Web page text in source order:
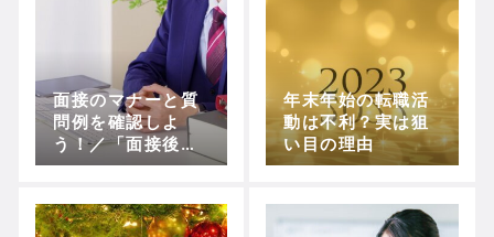
面接のマナーと質
問例を確認しよ
う！／「面接後の
マナー」まで解
年末年始の転職活
動は不利？実は狙
い目の理由